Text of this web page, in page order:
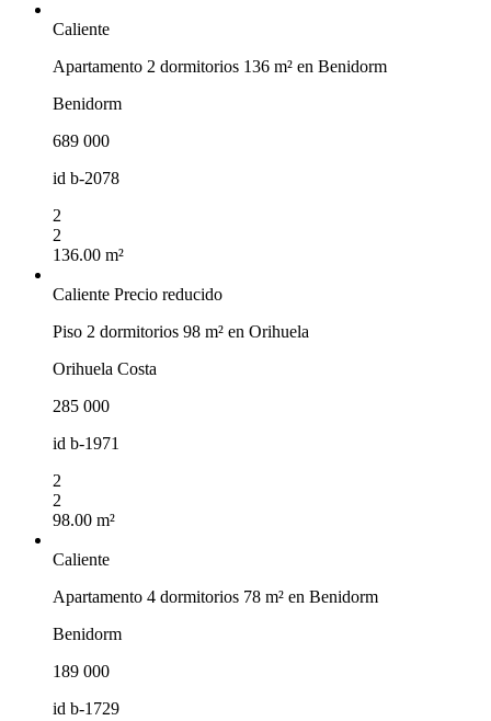
Caliente
Apartamento 2 dormitorios 136 m² en Benidorm
Benidorm
689 000
id b-2078
2
2
136.00 m²
Caliente Precio reducido
Piso 2 dormitorios 98 m² en Orihuela
Orihuela Costa
285 000
id b-1971
2
2
98.00 m²
Caliente
Apartamento 4 dormitorios 78 m² en Benidorm
Benidorm
189 000
id b-1729